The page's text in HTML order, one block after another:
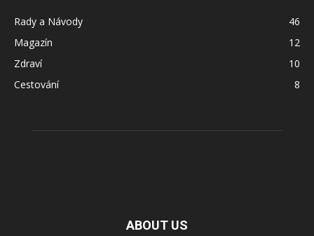
Rady a Návody
46
Magazín
12
Zdraví
10
Cestování
8
ABOUT US